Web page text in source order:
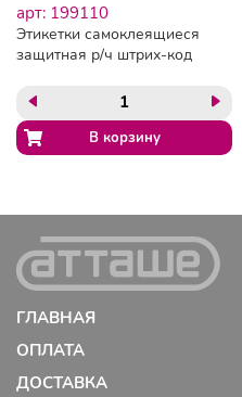
арт: 199110
Этикетки самоклеящиеся
защитная р/ч штрих-код
ГЛАВНАЯ
ОПЛАТА
ДОСТАВКА